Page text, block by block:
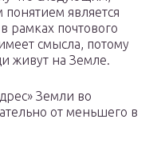
является
рамках почтового
смысла, потому
живут на Земле.
Земли во
от меньшего в